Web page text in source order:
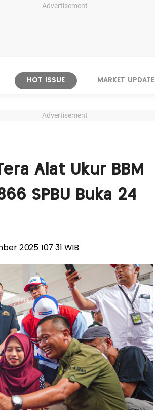
Advertisement
HOT ISSUE MARKET UPDATE
Advertisement
Alat Ukur BBM
SPBU Buka 24
2025 |07:31 WIB